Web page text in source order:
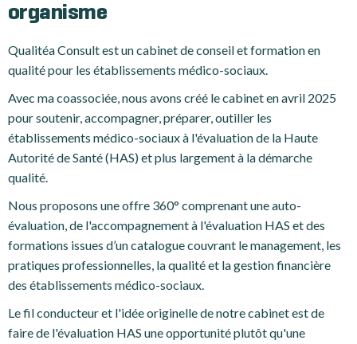
organisme
Qualitéa Consult est un cabinet de conseil et formation en
qualité pour les établissements médico-sociaux.
Avec ma coassociée, nous avons créé le cabinet en avril 2025
pour soutenir, accompagner, préparer, outiller les
établissements médico-sociaux à l'évaluation de la Haute
Autorité de Santé (HAS) et plus largement à la démarche
qualité.
Nous proposons une offre 360° comprenant une auto-
évaluation, de l'accompagnement à l'évaluation HAS et des
formations issues d’un catalogue couvrant le management, les
pratiques professionnelles, la qualité et la gestion financière
des établissements médico-sociaux.
Le fil conducteur et l'idée originelle de notre cabinet est de
faire de l'évaluation HAS une opportunité plutôt qu'une